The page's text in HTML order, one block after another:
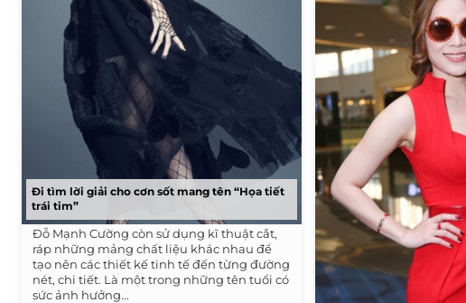
Đi tìm lời giải cho cơn sốt mang tên “Họa tiết
trái tim”
Đỗ Mạnh Cường còn sử dụng kĩ thuật cắt,
ráp những mảng chất liệu khác nhau để
tạo nên các thiết kế tinh tế đến từng đường
nét, chi tiết. Là một trong những tên tuổi có
sức ảnh hưởng...